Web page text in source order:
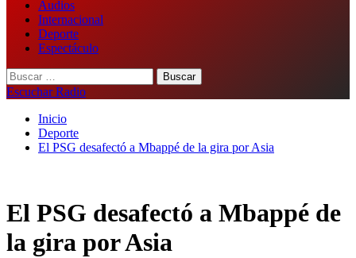
Audios
Internacional
Deporte
Espectáculo
Buscar:
Escuchar Radio
Inicio
Deporte
El PSG desafectó a Mbappé de la gira por Asia
El PSG desafectó a Mbappé de
la gira por Asia